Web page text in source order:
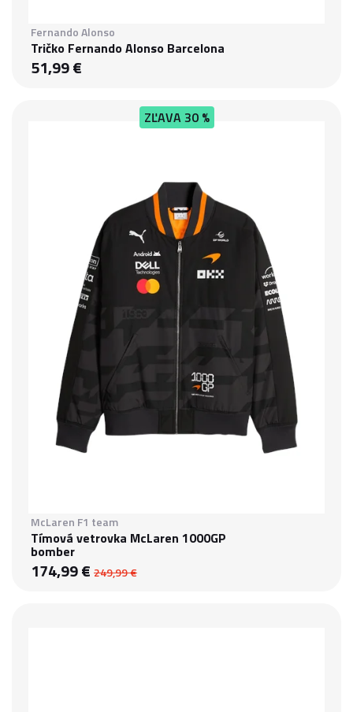
Fernando Alonso
Tričko Fernando Alonso Barcelona
51,99 €
ZĽAVA30 %
McLaren F1 team
Tímová vetrovka McLaren 1000GP
bomber
174,99 € 249,99 €